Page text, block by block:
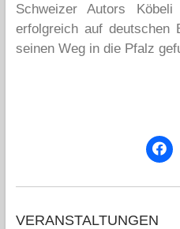
Schweizer Autors
erfolgreich auf deutschen
seinen Weg in die Pfalz
VERANSTALTUNGEN